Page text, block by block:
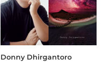
Donny Dhirgantoro